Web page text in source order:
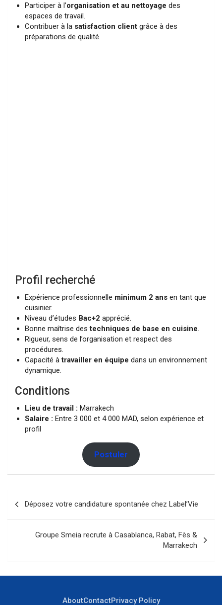
Participer à l’organisation et au nettoyage des
espaces de travail.
Contribuer à la satisfaction client grâce à des
préparations de qualité.
Profil recherché
Expérience professionnelle minimum 2 ans en tant que
cuisinier.
Niveau d’études Bac+2 apprécié.
Bonne maîtrise destechniques de base en cuisine
Rigueur, sens de l’organisation et respect des
procédures.
Capacité àtravailler en équipe dans un environnement
dynamique.
Conditions
Lieu de travail : Marrakech
Salaire : Entre 3 000 et 4 000 MAD, selon expérience et
profil
Postuler
l’article
Déposez votre candidature spontanée chez Label’Vie
Groupe Smeia recrute à Casablanca, Rabat, Fès &
Marrakech
AboutContactPrivacy Policy